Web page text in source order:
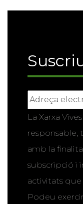
La Xarxa
responsable,
amb la
subscripció i
activitats que
Podeu